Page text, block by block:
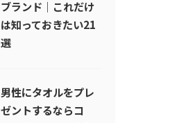
ブランド｜これだけ
は知っておきたい21
選
男性にタオルをプレ
ゼントするならコ